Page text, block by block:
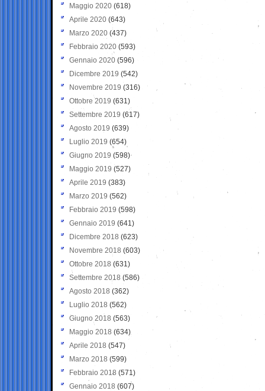
Maggio 2020 (618)
Aprile 2020 (643)
Marzo 2020 (437)
Febbraio 2020 (593)
Gennaio 2020 (596)
Dicembre 2019 (542)
Novembre 2019 (316)
Ottobre 2019 (631)
Settembre 2019 (617)
Agosto 2019 (639)
Luglio 2019 (654)
Giugno 2019 (598)
Maggio 2019 (527)
Aprile 2019 (383)
Marzo 2019 (562)
Febbraio 2019 (598)
Gennaio 2019 (641)
Dicembre 2018 (623)
Novembre 2018 (603)
Ottobre 2018 (631)
Settembre 2018 (586)
Agosto 2018 (362)
Luglio 2018 (562)
Giugno 2018 (563)
Maggio 2018 (634)
Aprile 2018 (547)
Marzo 2018 (599)
Febbraio 2018 (571)
Gennaio 2018 (607)